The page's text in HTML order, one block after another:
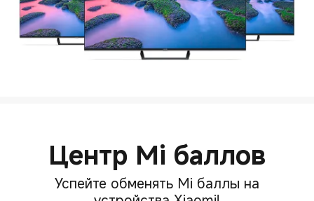
Центр Mi баллов
Успейте обменять Mi баллы на